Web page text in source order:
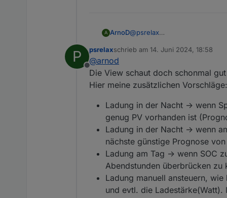
A ArnoD@psrelax
Aktuell habe ich folgende
Batterie laden bei einem
Batterie laden, wenn der
ergibt.
P
Offline
psrelaxschrieb am 14. Juni 2024, 18:58
zuletzt editiert von
@arnod
Die View schaut doch schonmal
Hier meine zusätzlichen Vorschläge:
Ladung in der Nacht -> wenn
genug PV vorhanden ist
Ladung in der Nacht -> wenn
nächste günstige Prognose
Ladung am Tag -> wenn SOC
Abendstunden überbrücken
Ladung manuell ansteuern,
und evtl. die